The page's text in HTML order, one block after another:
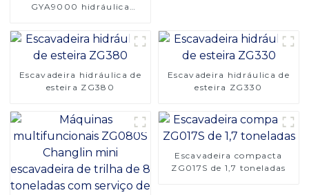
GYA9000 hidráulica
construção de estradas de
9 metros
Escavadeira hidráulica de
esteira ZG380
Escavadeira hidráulica de
esteira ZG330
Escavadeira compacta
ZG017S de 1,7 toneladas